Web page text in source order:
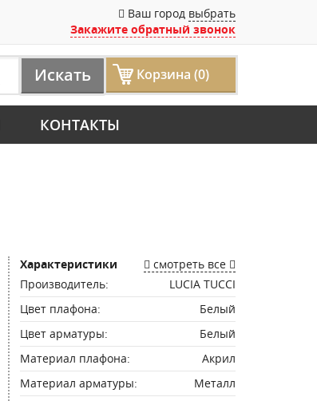
Ваш город выбрать
Закажите обратный звонок
Искать Корзина (0)
КОНТАКТЫ
Характеристики
смотреть все
Производитель:
LUCIA TUCCI
Цвет плафона:
Белый
Цвет арматуры:
Белый
Материал плафона:
Акрил
Материал арматуры:
Металл